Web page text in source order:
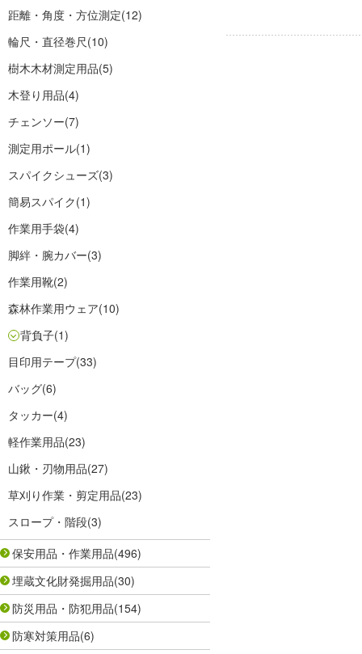
距離・角度・方位測定(12)
輪尺・直径巻尺(10)
樹木木材測定用品(5)
木登り用品(4)
チェンソー(7)
測定用ポール(1)
スパイクシューズ(3)
簡易スパイク(1)
作業用手袋(4)
脚絆・腕カバー(3)
作業用靴(2)
森林作業用ウェア(10)
背負子(1)
目印用テープ(33)
バッグ(6)
タッカー(4)
軽作業用品(23)
山鍬・刃物用品(27)
草刈り作業・剪定用品(23)
スロープ・階段(3)
保安用品・作業用品(496)
埋蔵文化財発掘用品(30)
防災用品・防犯用品(154)
防寒対策用品(6)